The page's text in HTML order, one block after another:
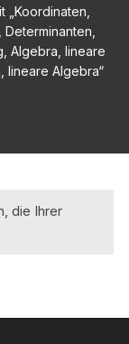
Algebra, lineare
lineare Algebra“
die Ihrer